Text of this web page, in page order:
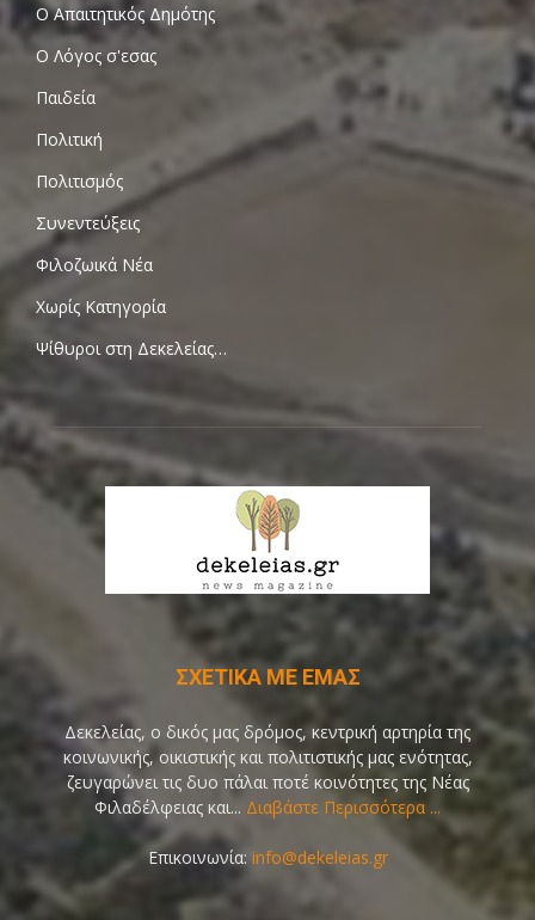
Ο Απαιτητικός Δημότης
Ο Λόγος σ'εσας
Παιδεία
Πολιτική
Πολιτισμός
Συνεντεύξεις
Φιλοζωικά Νέα
Χωρίς Κατηγορία
Ψίθυροι στη Δεκελείας…
ΣΧΕΤΙΚΑ ΜΕ ΕΜΑΣ
Δεκελείας, ο δικός μας δρόμος, κεντρική αρτηρία της
κοινωνικής, οικιστικής και πολιτιστικής μας ενότητας,
ζευγαρώνει τις δυο πάλαι ποτέ κοινότητες της Νέας
Φιλαδέλφειας και... Διαβάστε Περισσότερα ...
Επικοινωνία: info@dekeleias.gr